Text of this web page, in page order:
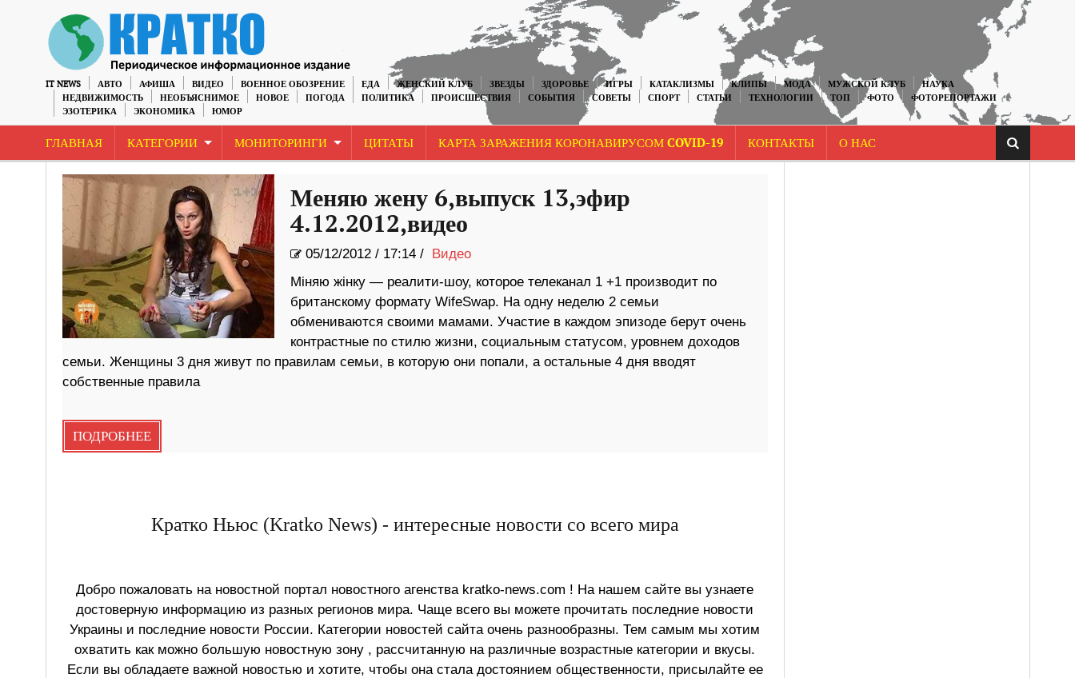
IT NEWS АВТО АФИША ВИДЕО ВОЕННОЕ ОБОЗРЕНИЕ ЕДА ЖЕНСКИЙ КЛУБ ЗВЕЗДЫ ЗДОРОВЬЕ ИГРЫ КАТАКЛИЗМЫ КЛИПЫ МОДА МУЖСКОЙ КЛУБ
НАУКА
НЕДВИЖИМОСТЬ
НЕОБЪЯСНИМОЕ НОВОЕ ПОГОДА ПОЛИТИКА ПРОИСШЕСТВИЯ СОБЫТИЯ СОВЕТЫ СПОРТ СТАТЬИ ТЕХНОЛОГИИ ТОП ФОТО
ФОТОРЕПОРТАЖИ
ЭЗОТЕРИКА
ЭКОНОМИКА ЮМОР
ГЛАВНАЯ КАТЕГОРИИ МОНИТОРИНГИ ЦИТАТЫ КАРТА ЗАРАЖЕНИЯ КОРОНАВИРУСОМ COVID-19 КОНТАКТЫ О НАС
Меняю жену 6,выпуск 13,эфир
4.12.2012,видео
05/12/2012/ 17:14 / Видео
Міняю жінку — реалити-шоу, которое телеканал 1 +1 производит по
британскому формату WifeSwap. На одну неделю 2 семьи
обмениваются своими мамами. Участие в каждом эпизоде берут очень
контрастные по стилю жизни, социальным статусом, уровнем доходов
семьи. Женщины 3 дня живут по правилам семьи, в которую они попали, а остальные 4 дня вводят
собственные правила
ПОДРОБНЕЕ
Кратко Ньюс (Kratko News) - интересные новости со всего мира
Добро пожаловать на новостной портал новостного агенства kratko-news.com ! На нашем сайте вы узнаете
достоверную информацию из разных регионов мира. Чаще всего вы можете прочитать последние новости
Украины и последние новости России. Категории новостей сайта очень разнообразны. Тем самым мы хотим
охватить как можно большую новостную зону , рассчитанную на различные возрастные категории и вкусы.
Если вы обладаете важной новостью и хотите, чтобы она стала достоянием общественности, присылайте ее